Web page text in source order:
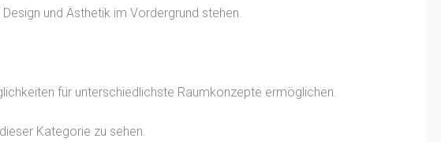
und Ästhetik im Vordergrund stehen.
für unterschiedlichste Raumkonzepte ermöglichen.
Kategorie zu sehen.